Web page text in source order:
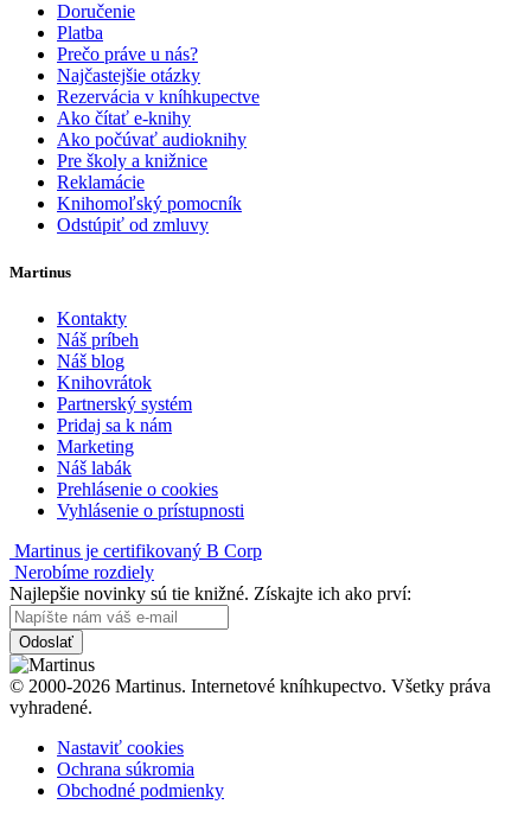
Doručenie
Platba
Prečo práve u nás?
Najčastejšie otázky
Rezervácia v kníhkupectve
Ako čítať e-knihy
Ako počúvať audioknihy
Pre školy a knižnice
Reklamácie
Knihomoľský pomocník
Odstúpiť od zmluvy
Martinus
Kontakty
Náš príbeh
Náš blog
Knihovrátok
Partnerský systém
Pridaj sa k nám
Marketing
Náš labák
Prehlásenie o cookies
Vyhlásenie o prístupnosti
Martinus je certifikovaný B Corp
Nerobíme rozdiely
Najlepšie novinky sú tie knižné. Získajte ich ako prví:
Odoslať
© 2000-2026 Martinus. Internetové kníhkupectvo. Všetky práva
vyhradené.
Nastaviť cookies
Ochrana súkromia
Obchodné podmienky